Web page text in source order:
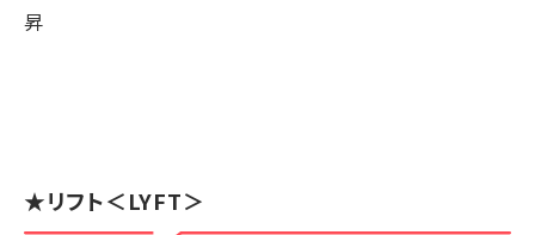
昇
★リフト＜LYFT＞